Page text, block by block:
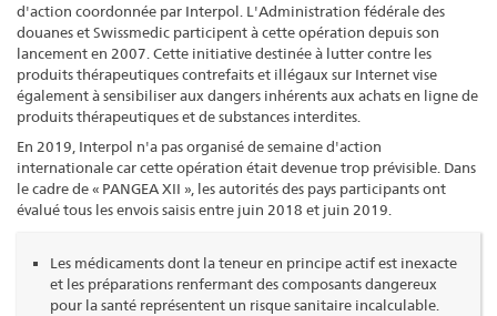
d'action coordonnée par Interpol. L'Administration fédérale des
douanes et Swissmedic participent à cette opération depuis son
lancement en 2007. Cette initiative destinée à lutter contre les
produits thérapeutiques contrefaits et illégaux sur Internet vise
également à sensibiliser aux dangers inhérents aux achats en ligne de
produits thérapeutiques et de substances interdites.
En 2019, Interpol n'a pas organisé de semaine d'action
internationale car cette opération était devenue trop prévisible. Dans
le cadre de « PANGEA XII », les autorités des pays participants ont
évalué tous les envois saisis entre juin 2018 et juin 2019.
Les médicaments dont la teneur en principe actif est inexacte
et les préparations renfermant des composants dangereux
pour la santé représentent un risque sanitaire incalculable.